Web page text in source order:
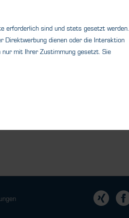
erforderlich sind und stets gesetzt werden.
Direktwerbung dienen oder die Interaktion
mit Ihrer Zustimmung gesetzt. Sie